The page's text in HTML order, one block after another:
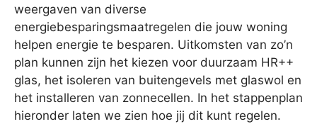
weergaven van diverse
energiebesparingsmaatregelen die jouw woning
helpen energie te besparen. Uitkomsten van zo’n
plan kunnen zijn het kiezen voor duurzaam HR++
glas, het isoleren van buitengevels met glaswol en
het installeren van zonnecellen. In het stappenplan
hieronder laten we zien hoe jij dit kunt regelen.